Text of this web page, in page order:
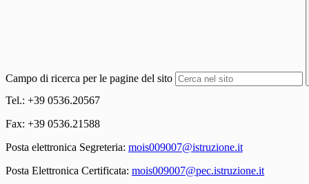
Campo di ricerca per le pagine del sito
Tel.: +39 0536.20567
Fax: +39 0536.21588
Posta elettronica Segreteria: mois009007@istruzione.it
Posta Elettronica Certificata: mois009007@pec.istruzione.it